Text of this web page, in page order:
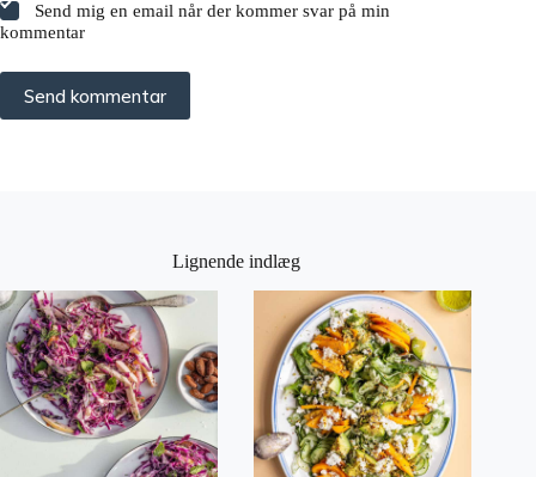
Send mig en email når der kommer svar på min
kommentar
Send kommentar
Lignende indlæg